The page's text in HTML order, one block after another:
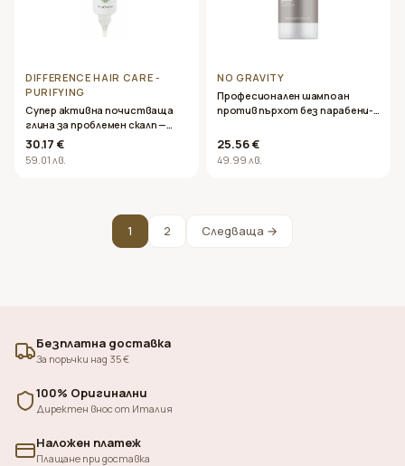
DIFFERENCE HAIR CARE -
PURIFYING
Супер активна почистваща
глина за проблемен скалп —
Difference Hair Care – PURIFYING
Super Active Clay Mud 150ml
30.17 €
59.01 лв.
NO GRAVITY
Професионален шампоан
против пърхот без парабени-
Shampoo 1000ml
25.56 €
49.99 лв.
1 2 Следваща →
Безплатна доставка
За поръчки над 35 €
100% Оригинални
Директен внос от Италия
Наложен платеж
Плащане при доставка